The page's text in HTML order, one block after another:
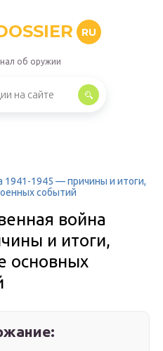
RU
об оружии
1941-1945 — причины и итоги,
событий
война
и итоги,
основных